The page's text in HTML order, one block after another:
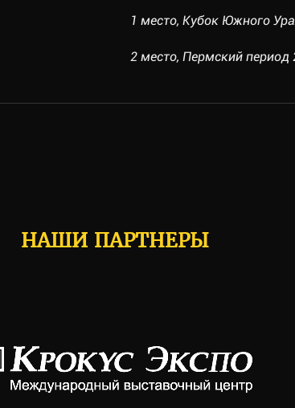
1 место, Кубок Южного
2 место, Пермский период
НАШИ ПАРТНЕРЫ